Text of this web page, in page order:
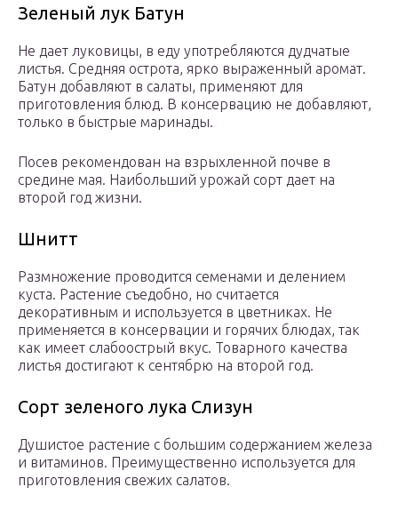
Зеленый лук Батун
Не дает луковицы, в еду употребляются дудчатые
листья. Средняя острота, ярко выраженный аромат.
Батун добавляют в салаты, применяют для
приготовления блюд. В консервацию не добавляют,
только в быстрые маринады.
Посев рекомендован на взрыхленной почве в
средине мая. Наибольший урожай сорт дает на
второй год жизни.
Шнитт
Размножение проводится семенами и делением
куста. Растение съедобно, но считается
декоративным и используется в цветниках. Не
применяется в консервации и горячих блюдах, так
как имеет слабоострый вкус. Товарного качества
листья достигают к сентябрю на второй год.
Сорт зеленого лука Слизун
Душистое растение с большим содержанием железа
и витаминов. Преимущественно используется для
приготовления свежих салатов.